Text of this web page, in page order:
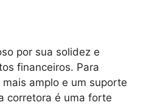
por sua solidez e
financeiros. Para
amplo e um suporte
corretora é uma forte